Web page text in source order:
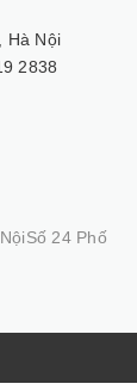
Hà Nội
2838
24 Phố